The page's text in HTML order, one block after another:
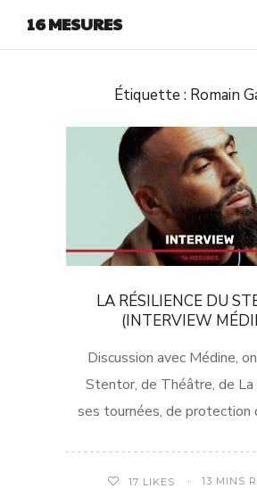
16 MESURES
Étiquette : Romain
LA RÉSILIENCE DU
(INTERVIEW
Discussion avec Médine,
Stentor, de Théâtre, de La
ses tournées, de protection
17 LIKES 13 MINS